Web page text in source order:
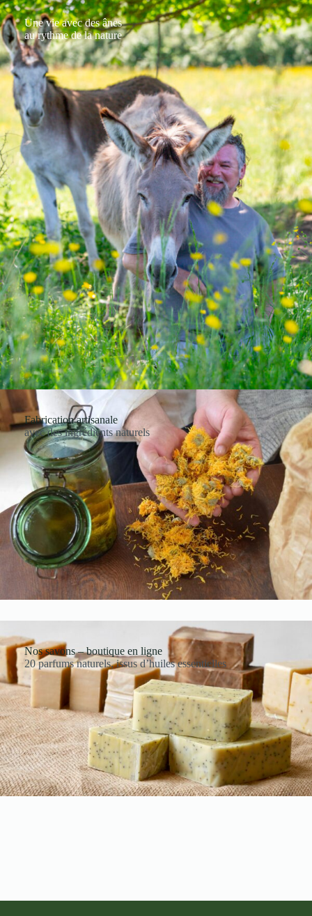
Une vie avec des ânes
au rythme de la nature
Fabrication artisanale
avec des ingrédients naturels
Nos savons – boutique en ligne
20 parfums naturels, issus d’huiles essentielles